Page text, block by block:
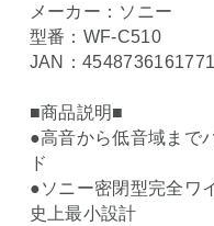
メーカー：ソニー
型番：WF-C510
JAN：4548736161771
■商品説明■
●高音から低音域まで
ド
●ソニー密閉型完全ワ
史上最小設計